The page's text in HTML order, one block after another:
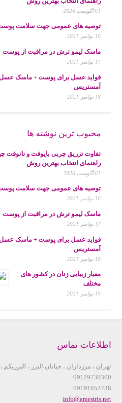
01 آگوست 2026
توصیه های عمومی جهت سلامت
16 نوامبر 2021
ماسک لیمو ترش در مراقبت از پوست
17 نوامبر 2021
فواید عسل برای پوست + ماسک عسل
آمستریس
18 نوامبر 2021
محبوب ترین نوشته ها
تفاوت تزریق چربی بایوفت و
راهنمای انتخاب بهترین روش
01 آگوست 2026
توصیه های عمومی جهت سلامت
16 نوامبر 2021
ماسک لیمو ترش در مراقبت از پوست
17 نوامبر 2021
فواید عسل برای پوست + ماسک عسل
آمستریس
18 نوامبر 2021
معیار زیبایی زنان در کشور های
مختلف
19 نوامبر 2021
اطلاعات تماس
تهران ، مرزداران ، خیابان البرز ، البرزیکم ، پلاک
09129730300
09191052738
info@amestris.net